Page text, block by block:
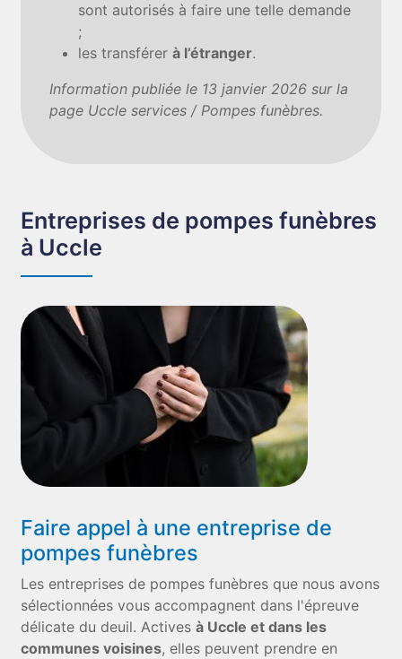
sont autorisés à faire une telle demande
;
les transférerà l’étranger.
Information publiée le 13 janvier 2026 sur la
page Uccle services / Pompes funèbres.
Entreprises de pompes funèbres
à Uccle
Faire appel à une entreprise de
pompes funèbres
Les entreprises de pompes funèbres que nous avons
sélectionnées vous accompagnent dans l'épreuve
délicate du deuil. Activesà Uccle et dans les
communes voisines, elles peuvent prendre en